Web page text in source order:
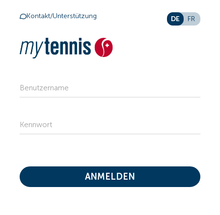
Kontakt/Unterstützung DE FR
Benutzername
Kennwort
ANMELDEN